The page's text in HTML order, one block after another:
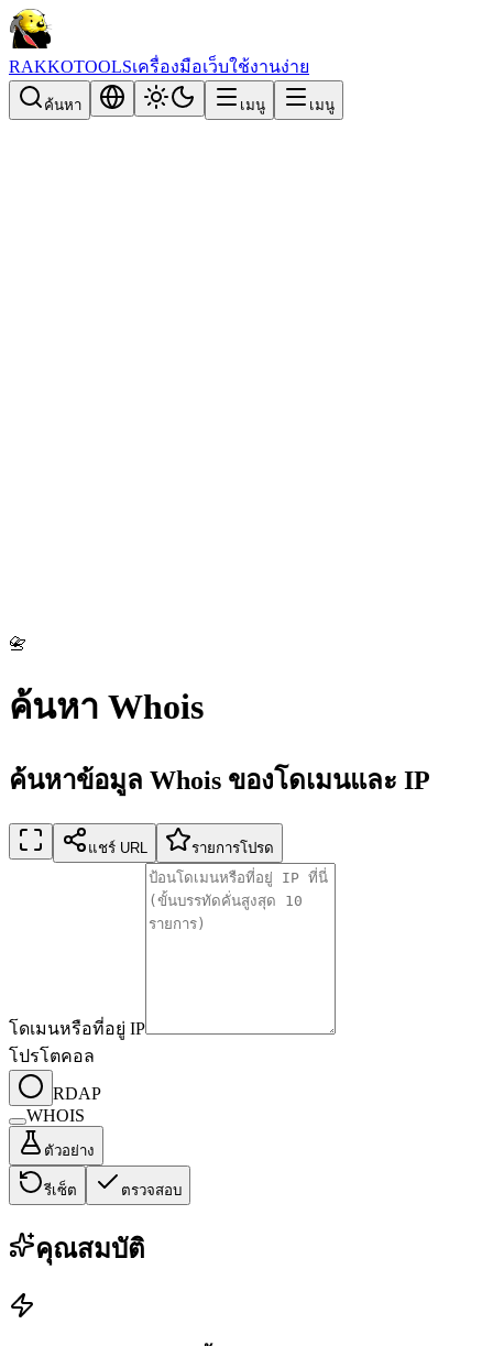
RAKKOTOOLSเครื่องมือเว็บใช้งานง่าย
ค้นหา เมนู เมนู
📇
ค้นหา Whois
ค้นหาข้อมูล Whois ของโดเมนและ IP
แชร์ URL รายการโปรด
โดเมนหรือที่อยู่ IP
โปรโตคอล
RDAP
WHOIS
ตัวอย่าง
รีเซ็ต ตรวจสอบ
คุณสมบัติ